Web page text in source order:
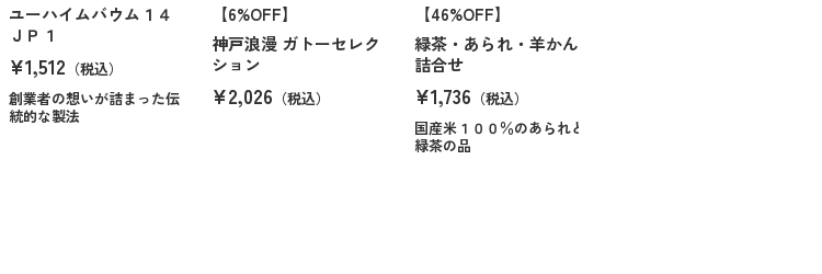
ユーハイムバウム１４
ＪＰ１
¥1,512 （税込）
創業者の想いが詰まった伝
統的な製法
【6%OFF】
神戸浪漫 ガトーセレク
ション
¥2,026 （税込）
【46%OFF】
緑茶・あられ・羊かん
詰合せ
¥1,736 （税込）
国産米１００％のあられと
緑茶の品